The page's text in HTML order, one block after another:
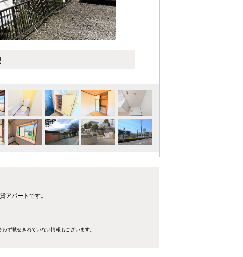
アパートです。
ず載せきれていない情報もございます。